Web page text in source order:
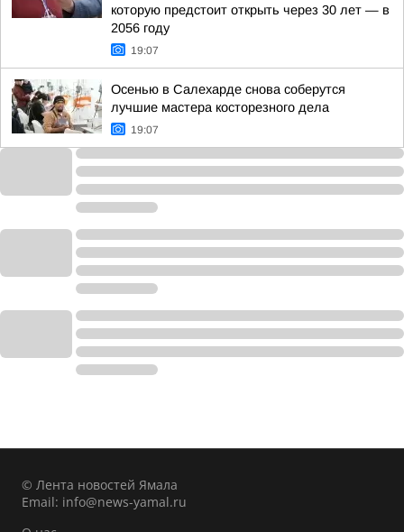
которую предстоит открыть через 30 лет — в
2056 году
19:07
Осенью в Салехарде снова соберутся
лучшие мастера косторезного дела
19:07
© Лента новостей Ямала
Email: info@news-yamal.ru